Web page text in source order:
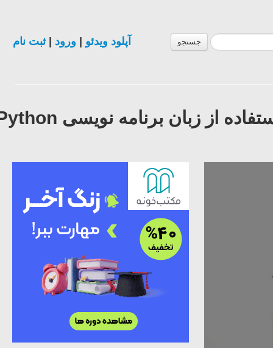
جستجو آپلود ویدئو| ورود| ثبت نام
فیلم آموزش طراحی نرم افزار کامپیوتر با استفاده از زبان برنامه نویسی Python